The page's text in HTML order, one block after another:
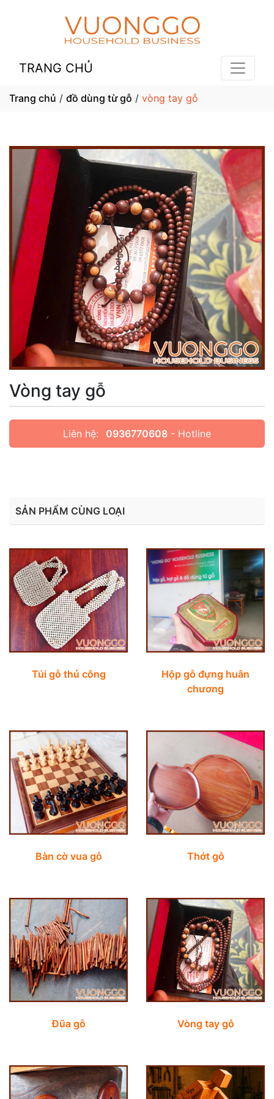
TRANG CHỦ
Trang chủ / đồ dùng từ gỗ / vòng tay gỗ
Vòng tay gỗ
Liên hệ: 0936770608 - Hotline
SẢN PHẨM CÙNG LOẠI
Túi gỗ thủ công
Hộp gỗ đựng huân
chương
Bàn cờ vua gỗ Thớt gỗ
Đũa gỗ Vòng tay gỗ